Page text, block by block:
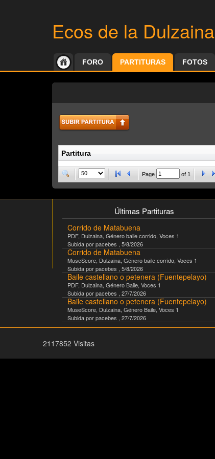
Ecos de la Dulzaina
FORO PARTITURAS FOTOS
Partitura
Page of 1
Últimas Partituras
Corrido de Matabuena
PDF, Dulzaina , Génerobaile corrido , Voces 1
Subida porpacebes 5/8/2026
Corrido de Matabuena
MuseScore Dulzaina , Génerobaile corrido , Voces 1
Subida porpacebes 5/8/2026
Baile castellano o petenera (Fuentepelayo)
PDF, Dulzaina , Género Baile , Voces 1
Subida porpacebes 27/7/2026
Baile castellano o petenera (Fuentepelayo)
MuseScore Dulzaina , Género Baile , Voces 1
Subida porpacebes 27/7/2026
2117852 Visitas